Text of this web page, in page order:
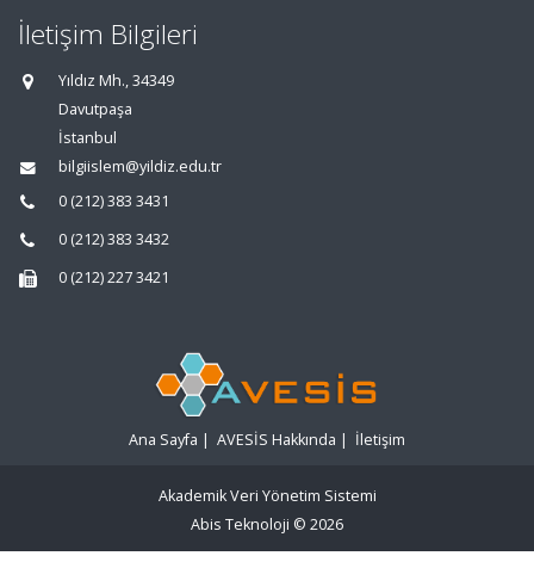
İletişim Bilgileri
Yıldız Mh., 34349
Davutpaşa
İstanbul
bilgiislem@yildiz.edu.tr
0 (212) 383 3431
0 (212) 383 3432
0 (212) 227 3421
Ana Sayfa | AVESİS Hakkında | İletişim
Akademik Veri Yönetim Sistemi
Abis Teknoloji © 2026